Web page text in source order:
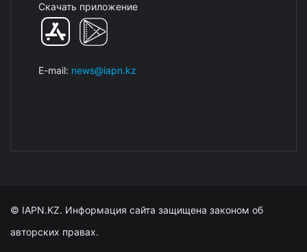
Скачать приложение
E-mail: news@iapn.kz
© IAPN.KZ. Информация сайта защищена законом об
авторских правах.